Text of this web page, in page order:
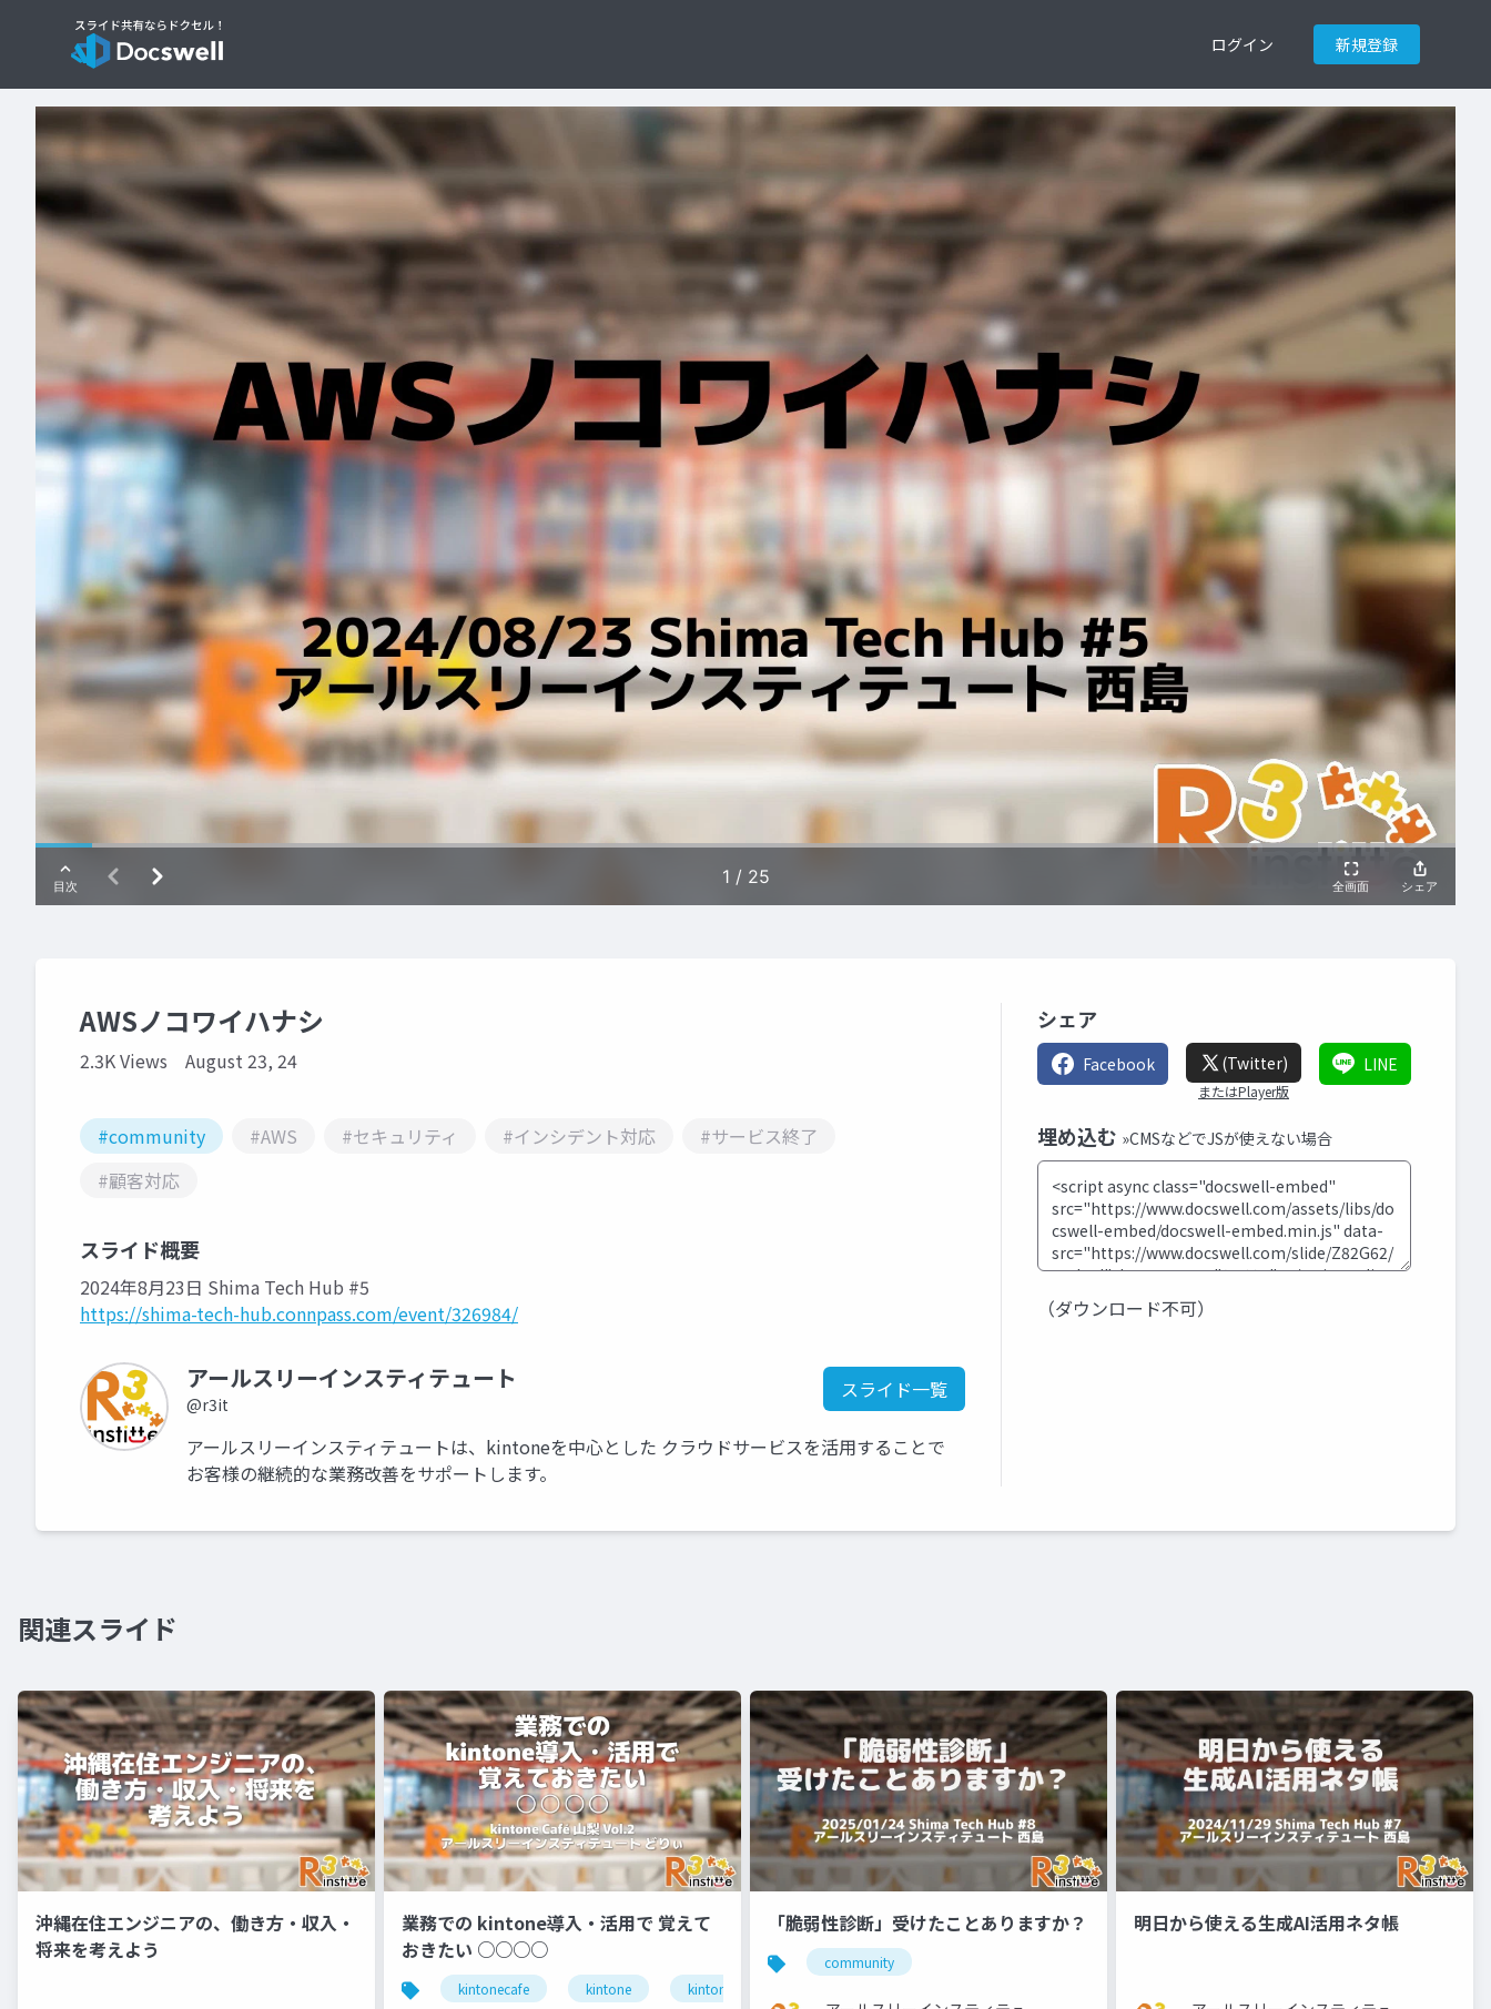
ログイン 新規登録
AWSノコワイハナシ
2.3K Views August 23, 24
#community #AWS #セキュリティ #インシデント対応
#サービス終了
#顧客対応
スライド概要
2024年8月23日 Shima Tech Hub #5
https://shima-tech-hub.connpass.com/event/326984/
アールスリーインスティテュート
@r3it
スライド一覧
アールスリーインスティテュートは、kintoneを中心とした クラウドサービスを活用することで
お客様の継続的な業務改善をサポートします。
シェア
Facebook (Twitter)
またはPlayer版
LINE
埋め込む »CMSなどでJSが使えない場合
（ダウンロード不可）
関連スライド
沖縄在住エンジニアの、働き方・収入・
将来を考えよう
業務での kintone導入・活用で 覚えて
おきたい ○○○○
kintonecafe kintone kintonesignpost
「脆弱性診断」受けたことありますか？
community
明日から使える生成AI活用ネタ帳